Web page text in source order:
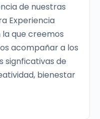
de nuestras
Experiencia
que creemos
acompañar a los
signficativas de
bienestar